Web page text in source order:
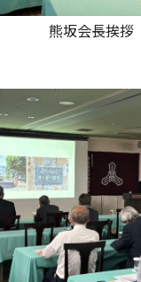
熊坂会長挨拶